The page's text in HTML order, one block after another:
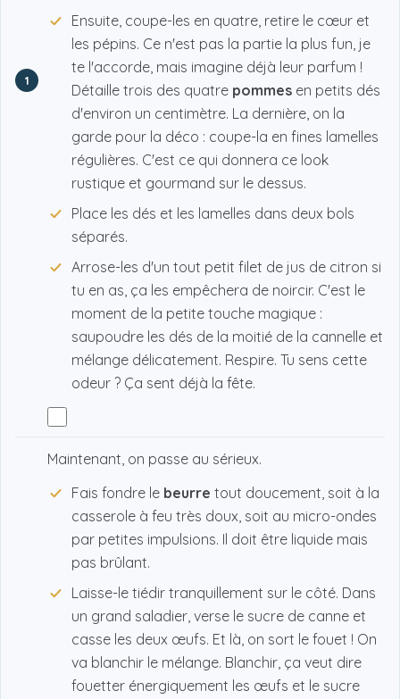
1
Ensuite, coupe-les en quatre, retire le cœur et
les pépins. Ce n'est pas la partie la plus fun, je
te l'accorde, mais imagine déjà leur parfum !
Détaille trois des quatre pommes en petits dés
d'environ un centimètre. La dernière, on la
garde pour la déco : coupe-la en fines lamelles
régulières. C'est ce qui donnera ce look
rustique et gourmand sur le dessus.
Place les dés et les lamelles dans deux bols
séparés.
Arrose-les d'un tout petit filet de jus de citron si
tu en as, ça les empêchera de noircir. C'est le
moment de la petite touche magique :
saupoudre les dés de la moitié de la cannelle et
mélange délicatement. Respire. Tu sens cette
odeur ? Ça sent déjà la fête.
Maintenant, on passe au sérieux.
Fais fondre le beurre tout doucement, soit à la
casserole à feu très doux, soit au micro-ondes
par petites impulsions. Il doit être liquide mais
pas brûlant.
Laisse-le tiédir tranquillement sur le côté. Dans
un grand saladier, verse le sucre de canne et
casse les deux œufs. Et là, on sort le fouet ! On
va blanchir le mélange. Blanchir, ça veut dire
fouetter énergiquement les œufs et le sucre